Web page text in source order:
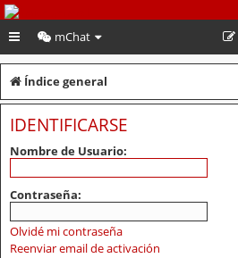
PeruVoley.com
mChat
Índice general
IDENTIFICARSE
Nombre de Usuario:
Contraseña:
Olvidé mi contraseña
Reenviar email de activación